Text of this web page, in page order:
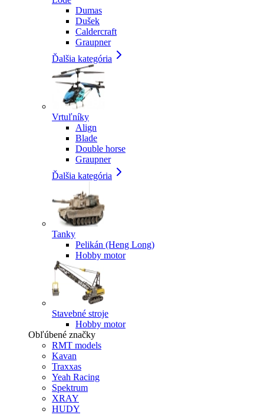
Dumas
Dušek
Caldercraft
Graupner
Ďalšia kategória
Vrtuľníky
Align
Blade
Double horse
Graupner
Ďalšia kategória
Tanky
Pelikán (Heng Long)
Hobby motor
Stavebné stroje
Hobby motor
Obľúbené značky
RMT models
Kavan
Traxxas
Yeah Racing
Spektrum
XRAY
HUDY